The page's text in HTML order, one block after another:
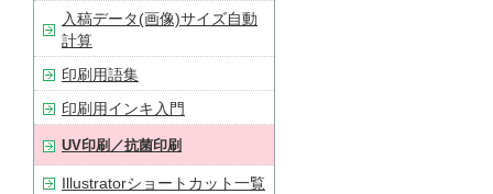
入稿データ(画像)サイズ自動
計算
印刷用語集
印刷用インキ入門
UV印刷／抗菌印刷
Illustratorショートカット一覧